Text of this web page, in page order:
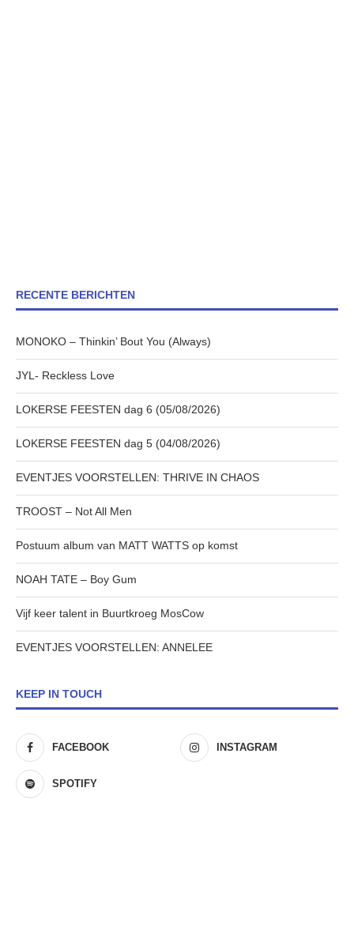
RECENTE BERICHTEN
MONOKO – Thinkin’ Bout You (Always)
JYL- Reckless Love
LOKERSE FEESTEN dag 6 (05/08/2026)
LOKERSE FEESTEN dag 5 (04/08/2026)
EVENTJES VOORSTELLEN: THRIVE IN CHAOS
TROOST – Not All Men
Postuum album van MATT WATTS op komst
NOAH TATE – Boy Gum
Vijf keer talent in Buurtkroeg MosCow
EVENTJES VOORSTELLEN: ANNELEE
KEEP IN TOUCH
FACEBOOK INSTAGRAM
SPOTIFY